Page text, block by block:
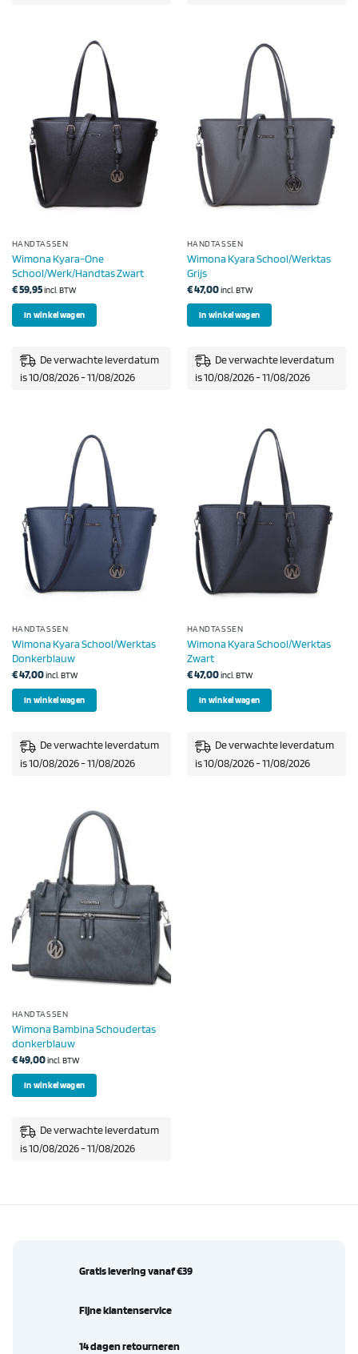
HANDTASSEN
Wimona Kyara-One
School/Werk/Handtas Zwart
€59,95incl. BTW
In winkelwagen
De verwachte leverdatum
is 10/08/2026 - 11/08/2026
HANDTASSEN
Wimona Kyara School/Werktas
Grijs
€47,00incl. BTW
In winkelwagen
De verwachte leverdatum
is 10/08/2026 - 11/08/2026
HANDTASSEN
Wimona Kyara School/Werktas
Donkerblauw
€47,00incl. BTW
In winkelwagen
De verwachte leverdatum
is 10/08/2026 - 11/08/2026
HANDTASSEN
Wimona Kyara School/Werktas
Zwart
€47,00incl. BTW
In winkelwagen
De verwachte leverdatum
is 10/08/2026 - 11/08/2026
HANDTASSEN
Wimona Bambina Schoudertas
donkerblauw
€49,00incl. BTW
In winkelwagen
De verwachte leverdatum
is 10/08/2026 - 11/08/2026
Gratis levering vanaf €39
Fijne klantenservice
14 dagen retourneren